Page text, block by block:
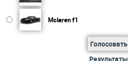
Mclaren f1
Голосовать
Результаты